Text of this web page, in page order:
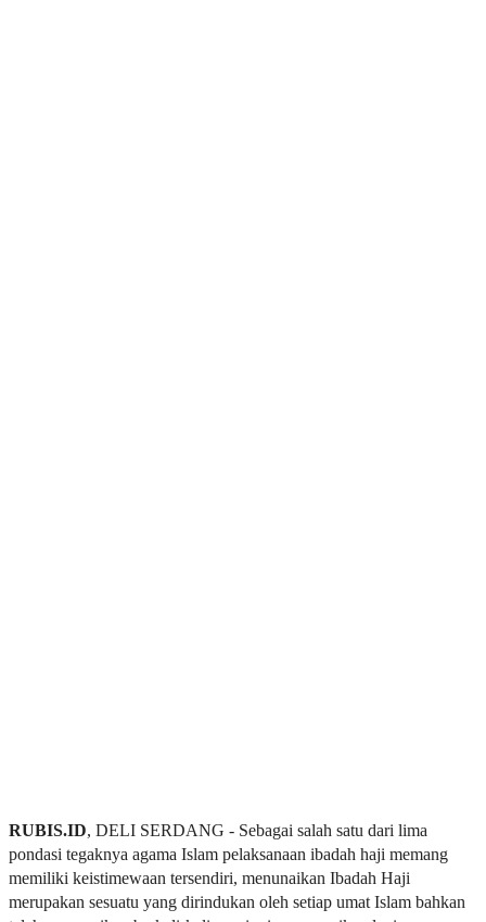
RUBIS.ID, DELI SERDANG - Sebagai salah satu dari lima
pondasi tegaknya agama Islam pelaksanaan ibadah haji memang
memiliki keistimewaan tersendiri, menunaikan Ibadah Haji
merupakan sesuatu yang dirindukan oleh setiap umat Islam bahkan